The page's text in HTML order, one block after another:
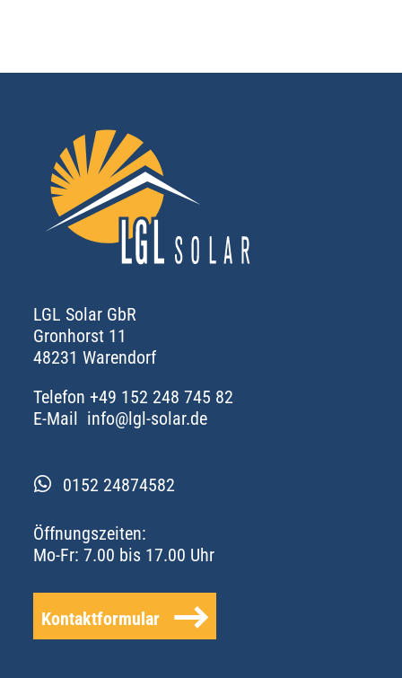
LGL Solar GbR
Gronhorst 11
48231 Warendorf
Telefon+49 152 248 745 82
E-Mail info@lgl-solar.de
 0152 24874582
Öffnungszeiten:
Mo-Fr: 7.00 bis 17.00 Uhr
Kontaktformular